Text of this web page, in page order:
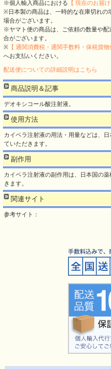
※個人輸入商品における 【 現在のお届け
※日本製の商品は、一時的な在庫切れの
場合がございます。
※ヤマト便の商品は、ご依頼の数量や
合がございます。
※ 【 通関消費税・通関手数料・保税貨物
へお支払いください。
配送便についての詳細説明はこちら
商品説明＆記事
デオキシコール酸注射液。
使用方法
カイベラ注射液の用法・用量などは、
ていただきます。
副作用
カイベラ注射液の副作用は、日本国の
きます。
関連サイト
参考サイト：